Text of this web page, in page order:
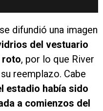
difundió una imagen
del vestuario
roto, por lo que River
reemplazo. Cabe
estadio había sido
a comienzos del